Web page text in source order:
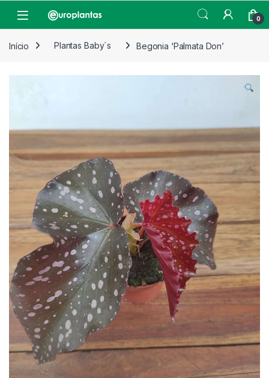
Open 0
Início Plantas Baby´s Begonia ‘Palmata Don’